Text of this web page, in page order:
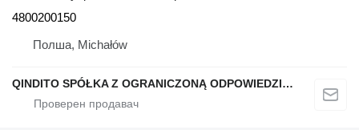
4800200150
Полша, Michałów
QINDITO SPÓŁKA Z OGRANICZONĄ ODPOWIEDZIALNOŚCIĄ